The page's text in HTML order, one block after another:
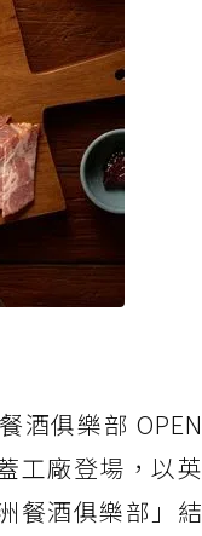
酒俱樂部 OPEN
工廠登場，以英
餐酒俱樂部」結